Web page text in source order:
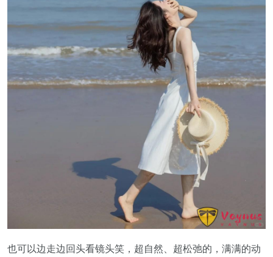
也可以边走边回头看镜头笑，超自然、超松弛的，满满的动